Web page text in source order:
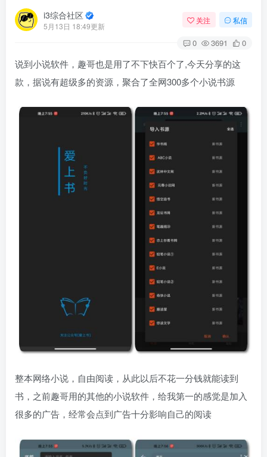
i3综合社区
5月13日 18:49更新
关注 私信
0 3691 0
说到小说软件，趣哥也是用了不下快百个了,今天分享的这
款，据说有超级多的资源，聚合了全网300多个小说书源
整本网络小说，自由阅读，从此以后不花一分钱就能读到
书，之前趣哥用的其他的小说软件，给我第一的感觉是加入
很多的广告，经常会点到广告十分影响自己的阅读